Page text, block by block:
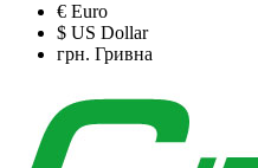
€ Euro
$ US Dollar
грн. Гривна